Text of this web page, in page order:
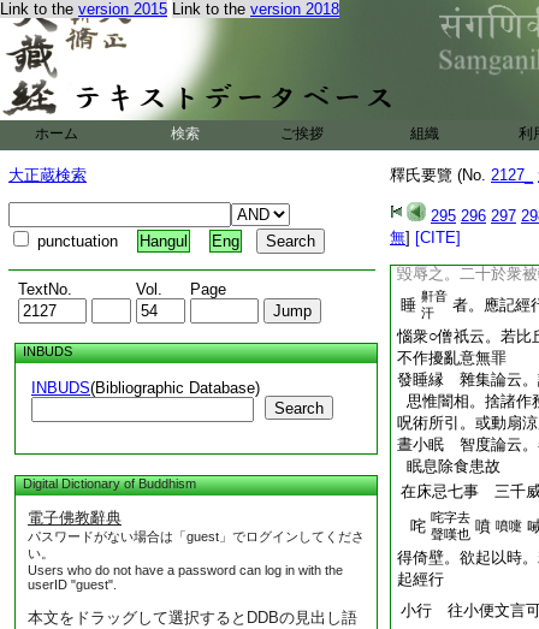
Link to the version 2015 Link to the version 2018
ホーム 検索 ご挨拶 組織 利
大正蔵検索
punctuation Hangul Eng
TextNo. Vol. Page
INBUDS
INBUDS(Bibliographic Database)
Search
Digital Dictionary of Buddhism
電子佛教辭典
パスワードがない場合は「guest」でログインしてくださ
い。
Users who do not have a password can log in with the
userID "guest".
本文をドラッグして選択するとDDBの見出し語
釋氏要覽 (No. 2127_
295 296 297
無] [CITE]
最第一。由是因縁
臥時。身無掉亂。
惡夢故
睡眠 臥之垂熟也
發覺淨心經。有二
二身體沉重。三皮
諸大穢濁威徳薄少
瘡疱。八多懈怠。
欲疲倦。十二常趣
四禀質愚癡。十五
十七白法減。十八
毀辱之。二十於衆
睡 鼾音
汗
者。應記經
惱衆○僧祇云。若比
不作擾亂意無罪
發睡縁 雜集論云。
思惟闇相。捨諸作
呪術所引。或動扇
晝小眠 智度論云。
眠息除食患故
在床忌七事 三千
咤 咤字去
聲嘆也 噴 噴嚏
得倚壁。欲起以時
起經行
小行 往小便文言